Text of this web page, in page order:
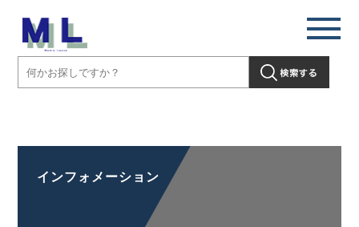
kg Bluetoothシャッター制御】の取扱いを開始しました」" />
インフォメーション